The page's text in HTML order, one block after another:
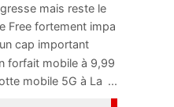
mais reste le
...
Free fortement impa
cap important
...
forfait mobile à 9,99
mobile 5G à La ...